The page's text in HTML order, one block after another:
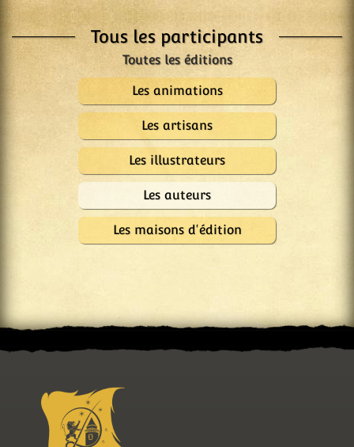
Tous les participants
Les animations
Les artisans
Les illustrateurs
Les auteurs
Les maisons d'édition